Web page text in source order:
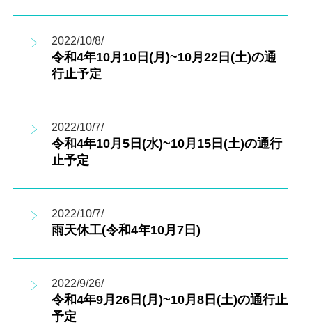
2022/10/8/
令和4年10月10日(月)~10月22日(土)の通
行止予定
2022/10/7/
令和4年10月5日(水)~10月15日(土)の通行
止予定
2022/10/7/
雨天休工(令和4年10月7日)
2022/9/26/
令和4年9月26日(月)~10月8日(土)の通行止
予定